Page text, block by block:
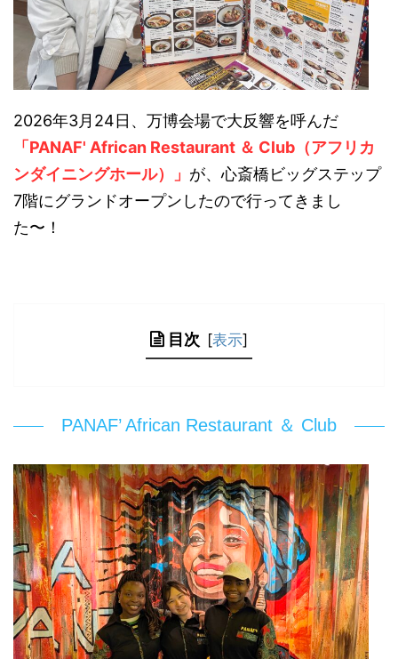
2026年3月24日、万博会場で大反響を呼んだ
「PANAF' African Restaurant ＆ Club（アフリカ
ンダイニングホール）」 が、心斎橋ビッグステップ
7階にグランドオープンしたので行ってきまし
た〜！
目次 [表示]
PANAF’ African Restaurant ＆ Club